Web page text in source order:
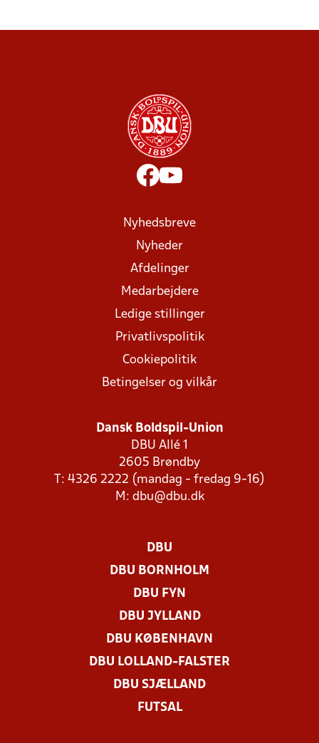
Nyhedsbreve
Nyheder
Afdelinger
Medarbejdere
Ledige stillinger
Privatlivspolitik
Cookiepolitik
Betingelser og vilkår
Dansk Boldspil-Union
DBU Allé 1
2605 Brøndby
T: 4326 2222 (mandag - fredag 9-16)
M: dbu@dbu.dk
DBU
DBU BORNHOLM
DBU FYN
DBU JYLLAND
DBU KØBENHAVN
DBU LOLLAND-FALSTER
DBU SJÆLLAND
FUTSAL